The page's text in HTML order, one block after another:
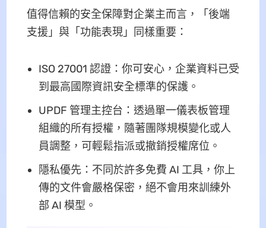
值得信賴的安全保障對企業主而言，「後端
支援」與「功能表現」同樣重要：
ISO 27001 認證：你可安心，企業資料已受
到最高國際資訊安全標準的保護。
UPDF 管理主控台：透過單一儀表板管理
組織的所有授權，隨著團隊規模變化或人
員調整，可輕鬆指派或撤銷授權席位。
隱私優先：不同於許多免費 AI 工具，你上
傳的文件會嚴格保密，絕不會用來訓練外
部 AI 模型。